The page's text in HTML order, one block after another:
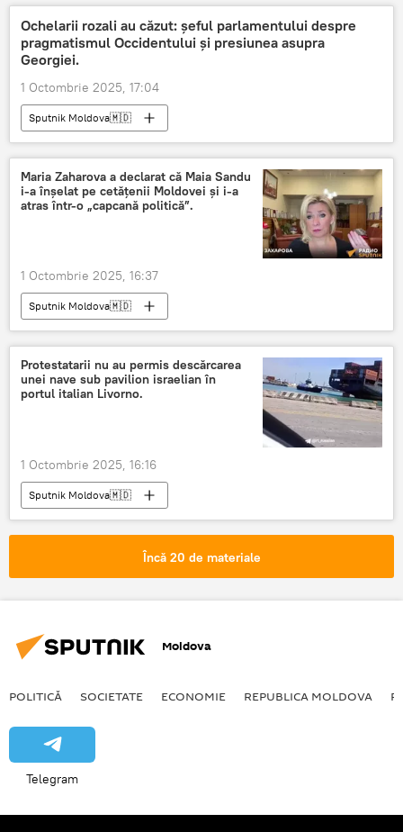
Ochelarii rozali au căzut: șeful parlamentului despre
pragmatismul Occidentului și presiunea asupra
Georgiei.
1 Octombrie 2025, 17:04
Sputnik Moldova🇲🇩
Maria Zaharova a declarat că Maia Sandu
i-a înșelat pe cetățenii Moldovei și i-a
atras într-o „capcană politică”.
1 Octombrie 2025, 16:37
Sputnik Moldova🇲🇩
Protestatarii nu au permis descărcarea
unei nave sub pavilion israelian în
portul italian Livorno.
1 Octombrie 2025, 16:16
Sputnik Moldova🇲🇩
Încă 20 de materiale
Moldova
POLITICĂ SOCIETATE ECONOMIE REPUBLICA MOLDOVA
Telegram